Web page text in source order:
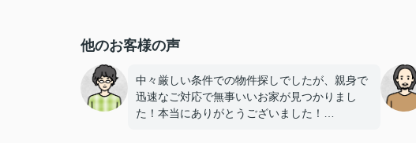
他のお客様の声
中々厳しい条件での物件探しでしたが、親身で
迅速なご対応で無事いいお家が見つかりまし
た！本当にありがとうございました！